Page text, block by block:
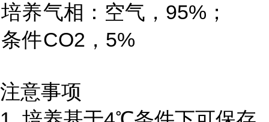
培养
条件
气相：空气，95%；
CO2，5%
注意事项